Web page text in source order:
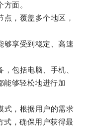
面。
，覆盖多个地区，
享受到稳定、高速
包括电脑、手机、
能够轻松地进行加
，根据用户的需求
式，确保用户获得最